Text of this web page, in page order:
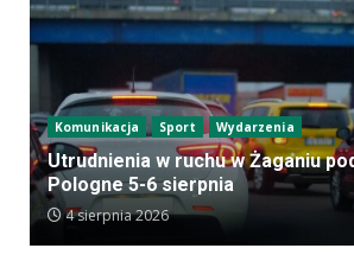
Komunikacja Sport Wydarzenia
Utrudnienia w ruchu w Żaganiu
Pologne 5-6 sierpnia
4 sierpnia 2026